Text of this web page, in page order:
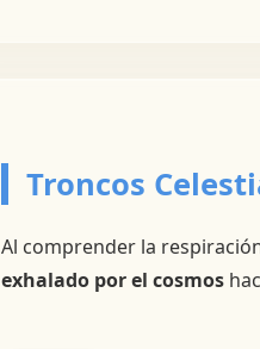
Troncos
Al comprender la
exhalado por el cosmos